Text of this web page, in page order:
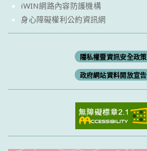
iWIN網路內容防護機構
身心障礙權利公約資訊網
隱私權暨資訊安全政策
政府網站資料開放宣告